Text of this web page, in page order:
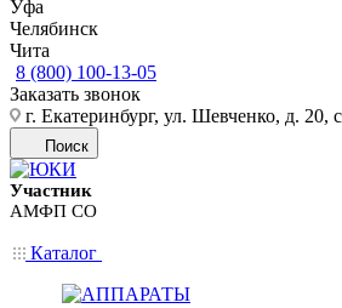
Уфа
Челябинск
Чита
8 (800) 100-13-05
Заказать звонок
г. Екатеринбург, ул. Шевченко, д. 20,
Поиск
Участник
АМФП СО
Каталог